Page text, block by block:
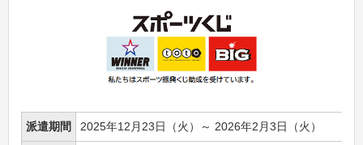
派遣期間 2025年12月23日（火）～ 2026年2月3日（火）